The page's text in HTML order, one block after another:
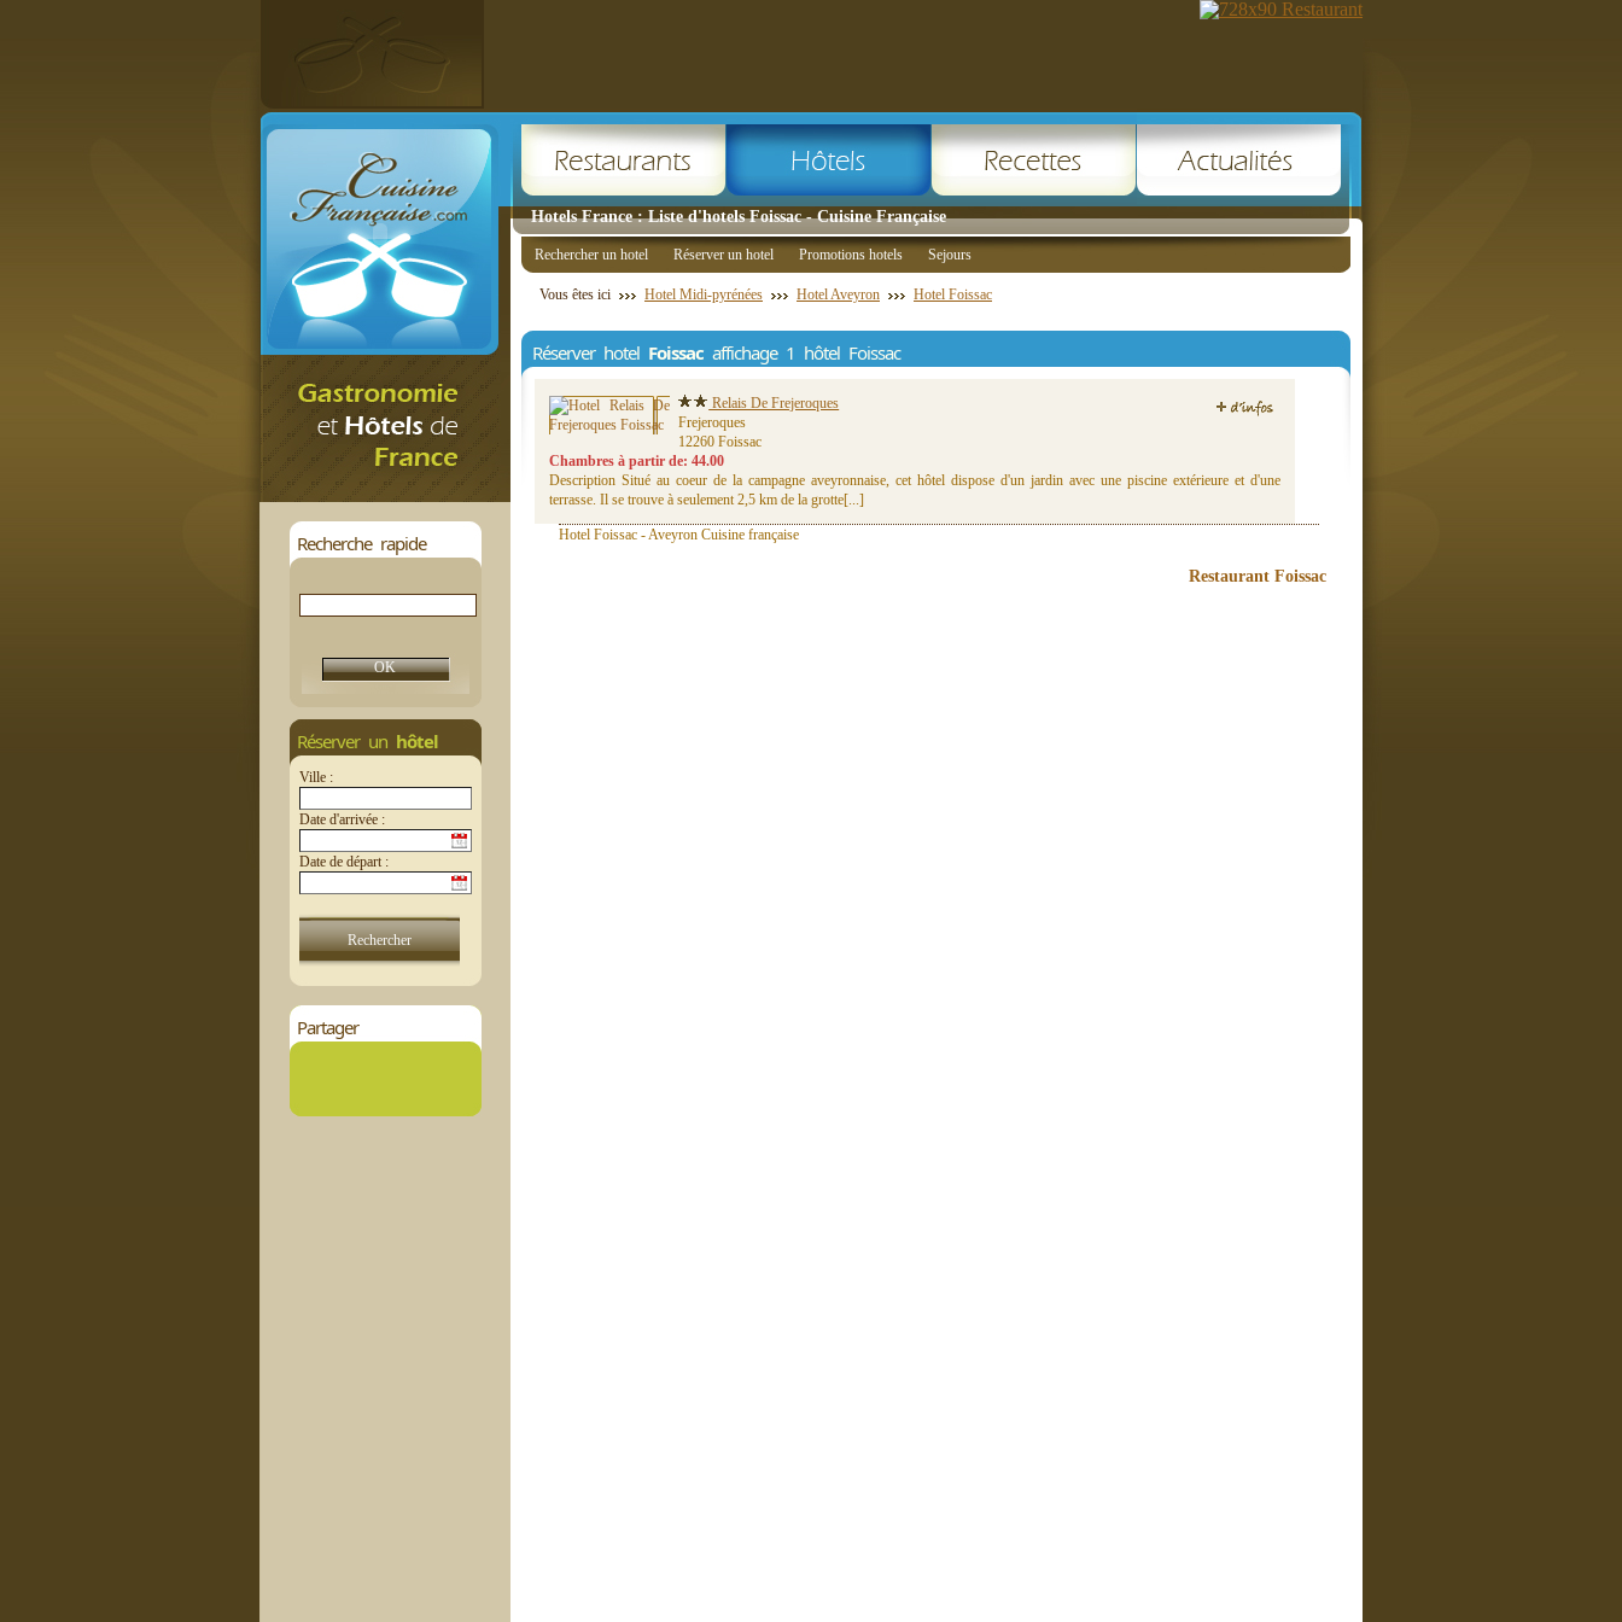
Hotels France : Liste d'hotels Foissac - Cuisine Française
Recherche rapide
Réserver un hôtel
Ville :
Date d'arrivée :
Date de départ :
Partager
Rechercher un hotel Réserver un hotel Promotions hotels Sejours
Vous êtes ici Hotel Midi-pyrénées Hotel Aveyron Hotel Foissac
Réserver hotel Foissac affichage 1 hôtel Foissac
Relais De Frejeroques
Frejeroques
12260 Foissac
Chambres à partir de: 44.00
Description Situé au coeur de la campagne aveyronnaise, cet hôtel dispose d'un jardin avec une piscine extérieure et d'une
terrasse. Il se trouve à seulement 2,5 km de la grotte[...]
Hotel Foissac - Aveyron Cuisine française
Restaurant Foissac